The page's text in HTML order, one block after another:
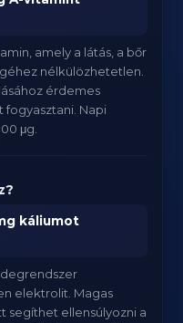
amely a látás, a bőr
nélkülözhetetlen.
érdemes
fogyasztani. Napi
μg.
káliumot
elektrolit. Magas
segíthet ellensúlyozni a